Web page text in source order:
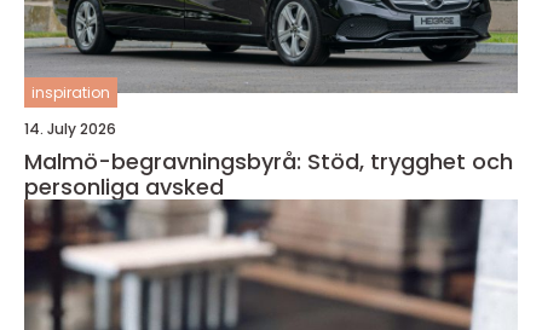
inspiration
14. July 2026
Malmö-begravningsbyrå: Stöd, trygghet och
personliga avsked